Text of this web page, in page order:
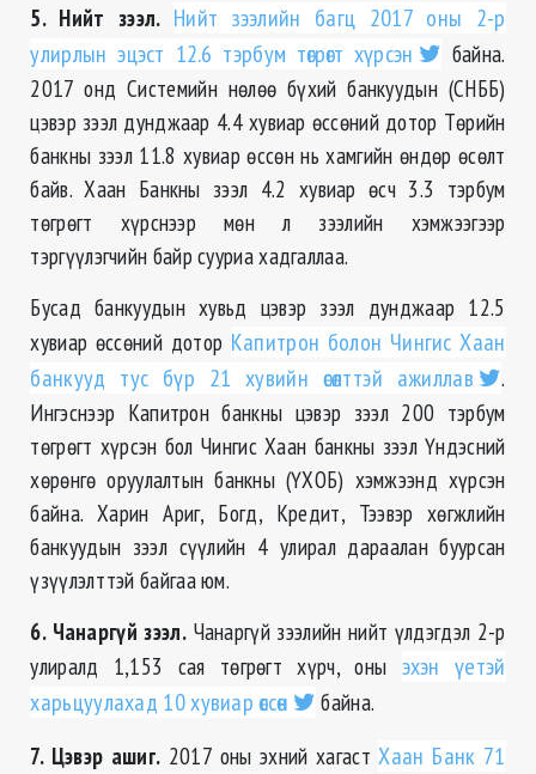
5. Нийт зээл. Нийт зээлийн багц 2017 оны 2-р
улирлын эцэст 12.6 тэрбум төгрөгт хүрсэн
байна.
2017 онд Системийн нөлөө бүхий банкуудын (СНББ)
цэвэр зээл дунджаар 4.4 хувиар өссөний дотор Төрийн
банкны зээл 11.8 хувиар өссөн нь хамгийн өндөр өсөлт
байв. Хаан Банкны зээл 4.2 хувиар өсч 3.3 тэрбум
төгрөгт хүрснээр мөн л зээлийн хэмжээгээр
тэргүүлэгчийн байр сууриа хадгаллаа.
Бусад банкуудын хувьд цэвэр зээл дунджаар 12.5
хувиар өссөний дотор Капитрон болон Чингис Хаан
банкууд тус бүр 21 хувийн өсөлттэй ажиллав
.
Ингэснээр Капитрон банкны цэвэр зээл 200 тэрбум
төгрөгт хүрсэн бол Чингис Хаан банкны зээл Үндэсний
хөрөнгө оруулалтын банкны (ҮХОБ) хэмжээнд хүрсэн
байна. Харин Ариг, Богд, Кредит, Тээвэр хөгжлийн
банкуудын зээл сүүлийн 4 улирал дараалан буурсан
үзүүлэлттэй байгаа юм.
6. Чанаргүй зээл.Чанаргүй зээлийн нийт үлдэгдэл 2-р
улиралд 1,153 сая төгрөгт хүрч, оны эхэн үетэй
харьцуулахад 10 хувиар өссөн
байна.
7. Цэвэр ашиг. 2017 оны эхний хагастХаан Банк 71